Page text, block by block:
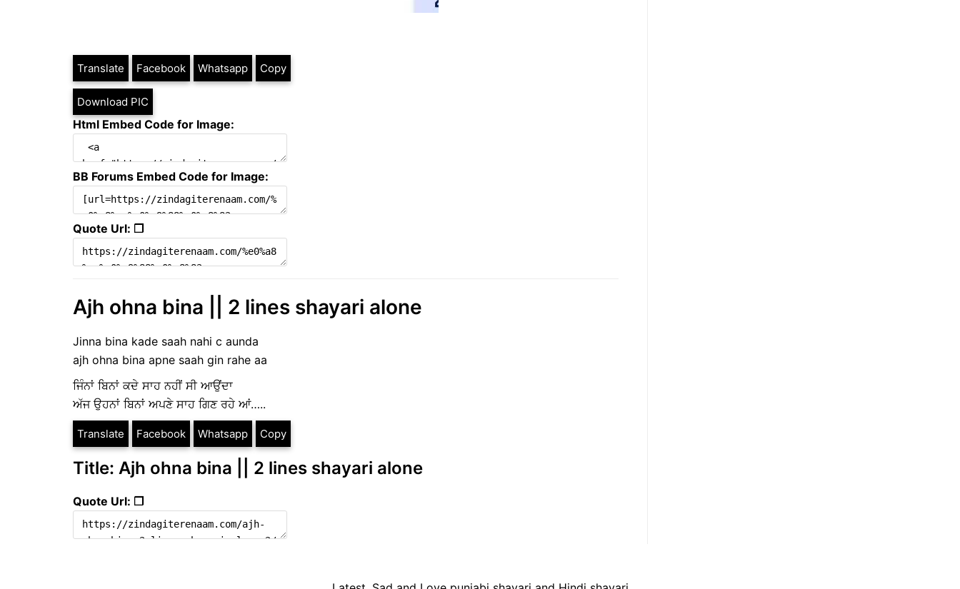
Translate Facebook Whatsapp Copy
Download PIC
Html Embed Code for Image:
BB Forums Embed Code for Image:
Quote Url: ❐
Ajh ohna bina || 2 lines shayari alone
Jinna bina kade saah nahi c aunda
ajh ohna bina apne saah gin rahe aa
ਜਿੰਨਾਂ ਬਿਨਾਂ ਕਦੇ ਸਾਹ ਨਹੀਂ ਸੀ ਆਉਂਦਾ
ਅੱਜ ਉਹਨਾਂ ਬਿਨਾਂ ਅਪਣੇ ਸਾਹ ਗਿਣ ਰਹੇ ਆਂ…..
Translate Facebook Whatsapp Copy
Title: Ajh ohna bina || 2 lines shayari alone
Quote Url: ❐